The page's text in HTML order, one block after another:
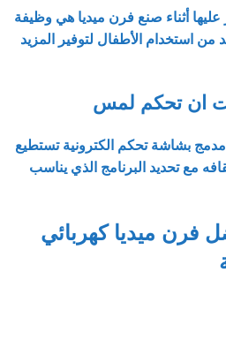
عليها أثناء صنع فرن ميديا هي وظيفة
من استخدام الأطفال لتوفير المزيد
ان تحكم لمس
بشاشة تحكم الكترونية تستطيع
مع تحديد البرنامج الذي يناسب
فرن ميديا كهربائي